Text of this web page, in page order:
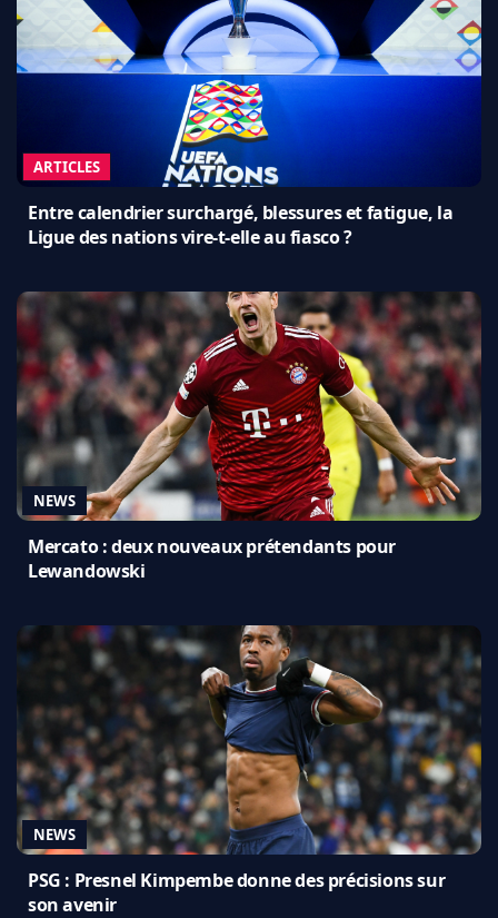
ARTICLES
Entre calendrier surchargé, blessures et fatigue, la
Ligue des nations vire-t-elle au fiasco ?
NEWS
Mercato : deux nouveaux prétendants pour
Lewandowski
NEWS
PSG : Presnel Kimpembe donne des précisions sur
son avenir